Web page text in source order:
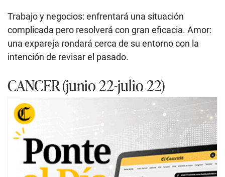
Trabajo y negocios: enfrentará una situación
complicada pero resolverá con gran eficacia. Amor:
una expareja rondará cerca de su entorno con la
intención de revisar el pasado.
CANCER (junio 22-julio 22)